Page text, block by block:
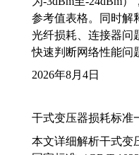
参考值表格。同时解
光纤损耗、连接器问
快速判断网络性能问
2026年8月4日
干式变压器损耗标准
本文详细解析干式变